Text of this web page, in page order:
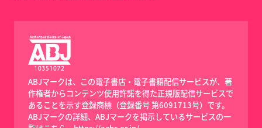
ABJマークは、この電子書店・電子書籍配信サービスが、著
作権者からコンテンツ使用許諾を得た正規版配信サービスで
あることを示す登録商標（登録番号 第6091713号）です。
ABJマークの詳細、ABJマークを掲示しているサービスの一